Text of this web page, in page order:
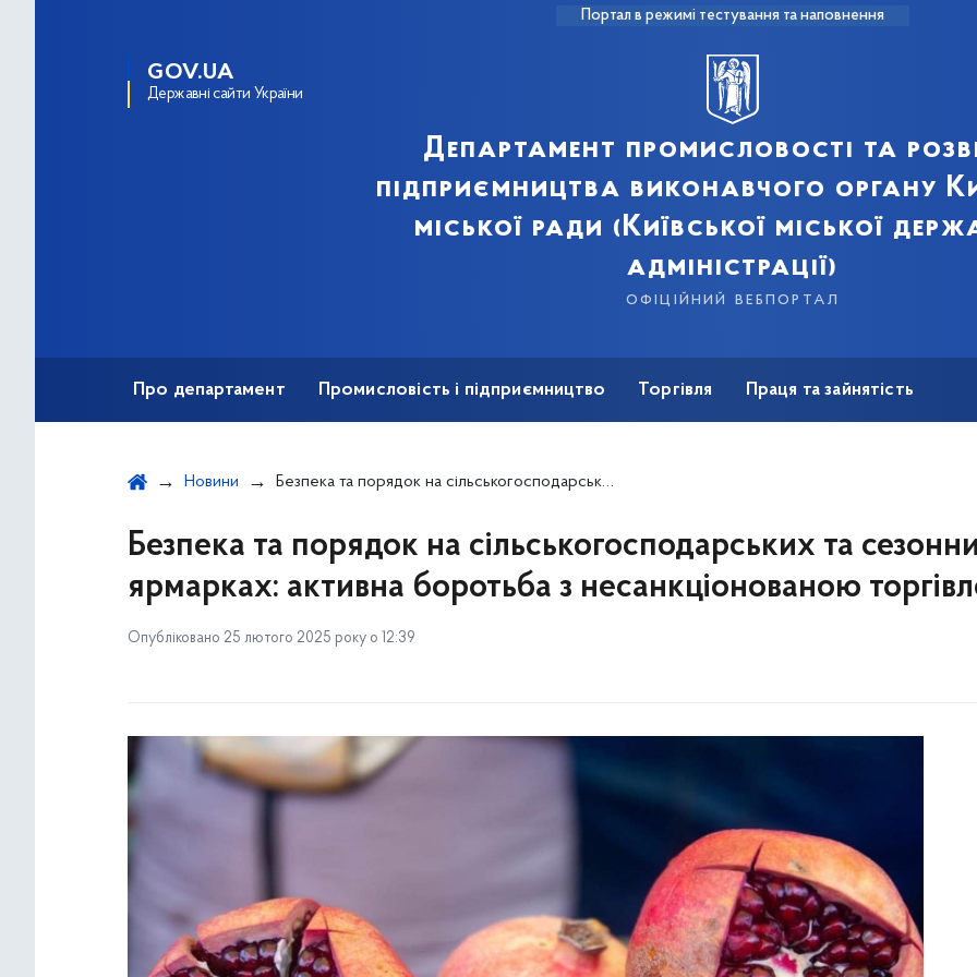
Портал в режимі тестування та наповнення
GOV.UA
Державні сайти України
Департамент промисловості та
підприємництва виконавчого органу
міської ради (Київської міської
адміністрації)
офіційний вебпортал
Про департамент Промисловість і підприємництво Торгівля Праця та зайнятість
Новини Безпека та порядок на сільськогосподарських та сезонних ярмарках: активна боротьба з несанкціонованою торгівлею
Безпека та порядок на сільськогосподарських та
ярмарках: активна боротьба з несанкціонованою
Опубліковано 25 лютого 2025 року о 12:39